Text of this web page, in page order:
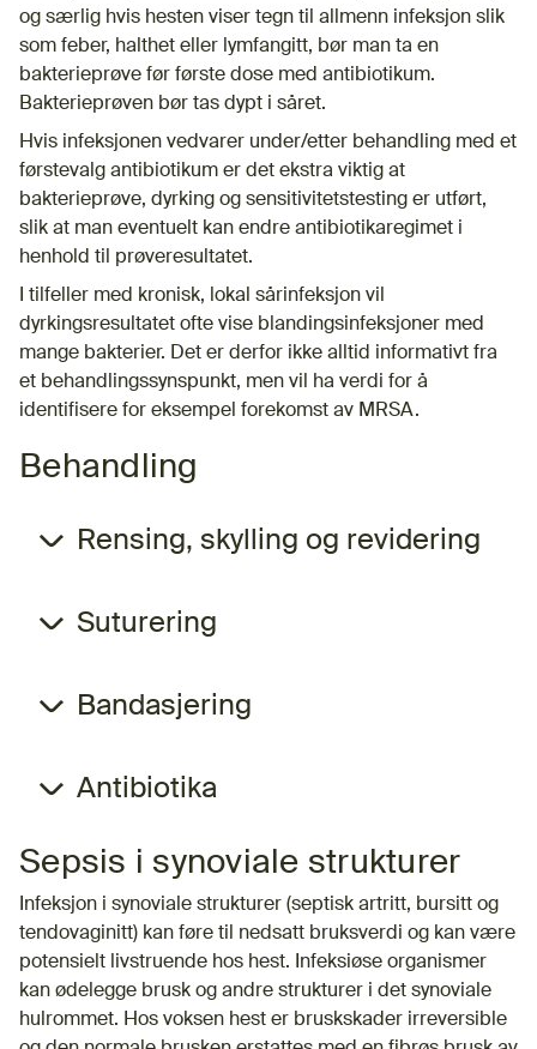
og særlig hvis hesten viser tegn til allmenn infeksjon slik
som feber, halthet eller lymfangitt, bør man ta en
bakterieprøve før første dose med antibiotikum.
Bakterieprøven bør tas dypt i såret.
Hvis infeksjonen vedvarer under/etter behandling med et
førstevalg antibiotikum er det ekstra viktig at
bakterieprøve, dyrking og sensitivitetstesting er utført,
slik at man eventuelt kan endre antibiotikaregimet i
henhold til prøveresultatet.
I tilfeller med kronisk, lokal sårinfeksjon vil
dyrkingsresultatet ofte vise blandingsinfeksjoner med
mange bakterier. Det er derfor ikke alltid informativt fra
et behandlingssynspunkt, men vil ha verdi for å
identifisere for eksempel forekomst av MRSA.
Behandling
Rensing, skylling og revidering
Suturering
Bandasjering
Antibiotika
Sepsis i synoviale strukturer
Infeksjon i synoviale strukturer (septisk artritt, bursitt og
tendovaginitt) kan føre til nedsatt bruksverdi og kan være
potensielt livstruende hos hest. Infeksiøse organismer
kan ødelegge brusk og andre strukturer i det synoviale
hulrommet. Hos voksen hest er bruskskader irreversible